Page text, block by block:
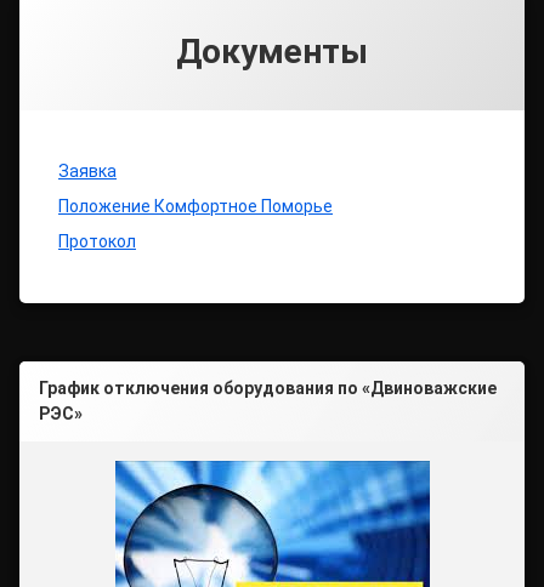
Документы
Заявка
Положение Комфортное Поморье
Протокол
График отключения оборудования по «Двиноважские
РЭС»